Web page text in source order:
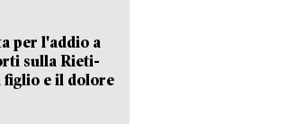
per l'addio a
sulla Rieti-
figlio e il dolore